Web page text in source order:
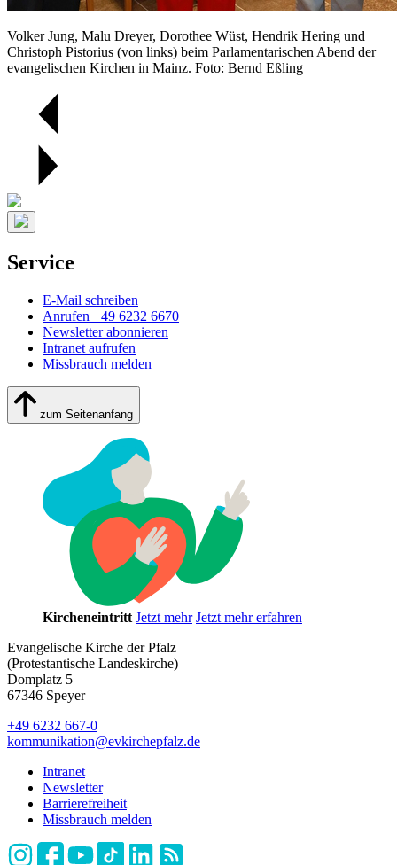
Volker Jung, Malu Dreyer, Dorothee Wüst, Hendrik Hering und
Christoph Pistorius (von links) beim Parlamentarischen Abend der
evangelischen Kirchen in Mainz. Foto: Bernd Eßling
Service
E-Mail schreiben
Anrufen +49 6232 6670
Newsletter abonnieren
Intranet aufrufen
Missbrauch melden
zum Seitenanfang
Kircheneintritt Jetzt mehr Jetzt mehr erfahren
Evangelische Kirche der Pfalz
(Protestantische Landeskirche)
Domplatz 5
67346 Speyer
+49 6232 667-0
kommunikation@evkirchepfalz.de
Intranet
Newsletter
Barrierefreiheit
Missbrauch melden